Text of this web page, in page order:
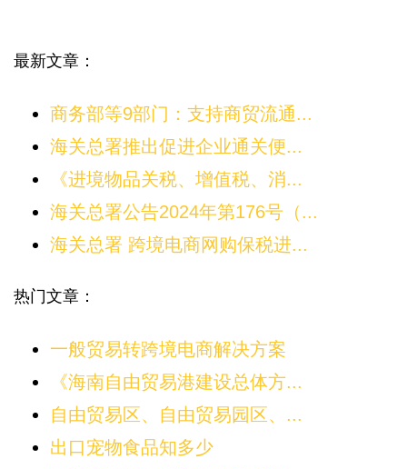
最新文章：
商务部等9部门：支持商贸流通...
海关总署推出促进企业通关便...
《进境物品关税、增值税、消...
海关总署公告2024年第176号（...
海关总署 跨境电商网购保税进...
热门文章：
一般贸易转跨境电商解决方案
《海南自由贸易港建设总体方...
自由贸易区、自由贸易园区、...
出口宠物食品知多少